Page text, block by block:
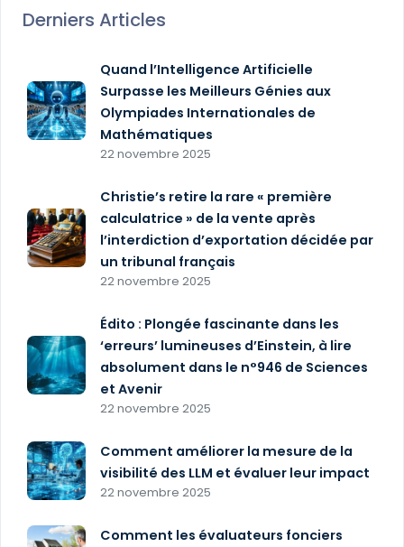
Derniers Articles
Quand l’Intelligence Artificielle
Surpasse les Meilleurs Génies aux
Olympiades Internationales de
Mathématiques
22 novembre 2025
Christie’s retire la rare « première
calculatrice » de la vente après
l’interdiction d’exportation décidée par
un tribunal français
22 novembre 2025
Édito : Plongée fascinante dans les
‘erreurs’ lumineuses d’Einstein, à lire
absolument dans le n°946 de Sciences
et Avenir
22 novembre 2025
Comment améliorer la mesure de la
visibilité des LLM et évaluer leur impact
22 novembre 2025
Comment les évaluateurs fonciers